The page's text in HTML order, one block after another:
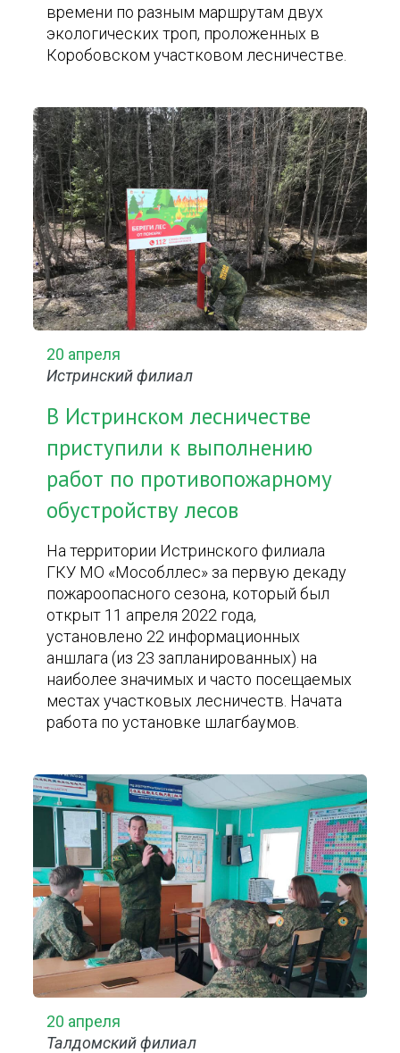
времени по разным маршрутам двух
экологических троп, проложенных в
Коробовском участковом лесничестве.
20 апреля
Истринский филиал
В Истринском лесничестве
приступили к выполнению
работ по противопожарному
обустройству лесов
На территории Истринского филиала
ГКУ МО «Мособллес» за первую декаду
пожароопасного сезона, который был
открыт 11 апреля 2022 года,
установлено 22 информационных
аншлага (из 23 запланированных) на
наиболее значимых и часто посещаемых
местах участковых лесничеств. Начата
работа по установке шлагбаумов.
20 апреля
Талдомский филиал